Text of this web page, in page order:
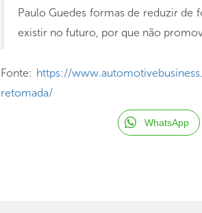
Paulo Guedes formas de reduzir de
existir no futuro, por que não
Fonte: https://
retomada/
WhatsApp